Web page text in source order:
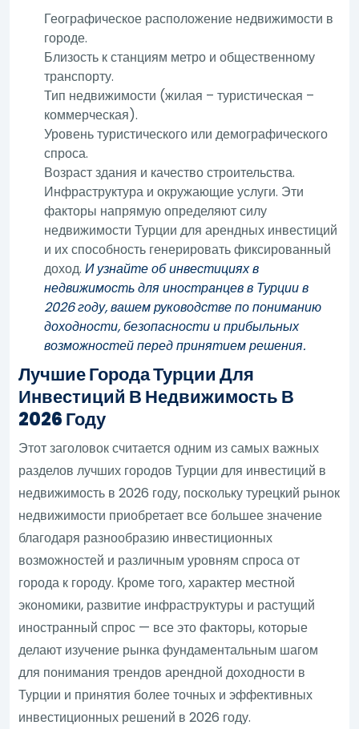
Географическое расположение недвижимости в
городе.
Близость к станциям метро и общественному
транспорту.
Тип недвижимости (жилая – туристическая –
коммерческая).
Уровень туристического или демографического
спроса.
Возраст здания и качество строительства.
Инфраструктура и окружающие услуги. Эти
факторы напрямую определяют силу
недвижимости Турции для арендных инвестиций
и их способность генерировать фиксированный
доход.И узнайте об инвестициях в
недвижимость для иностранцев в Турции в
2026 году, вашем руководстве по пониманию
доходности, безопасности и прибыльных
возможностей перед принятием решения.
Лучшие Города Турции Для
Инвестиций В Недвижимость В
2026 Году
Этот заголовок считается одним из самых важных
разделов лучших городов Турции для инвестиций в
недвижимость в 2026 году, поскольку турецкий рынок
недвижимости приобретает все большее значение
благодаря разнообразию инвестиционных
возможностей и различным уровням спроса от
города к городу. Кроме того, характер местной
экономики, развитие инфраструктуры и растущий
иностранный спрос — все это факторы, которые
делают изучение рынка фундаментальным шагом
для понимания трендов арендной доходности в
Турции и принятия более точных и эффективных
инвестиционных решений в 2026 году.